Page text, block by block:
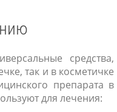
средства,
так и в косметичке
препарата в
для лечения: